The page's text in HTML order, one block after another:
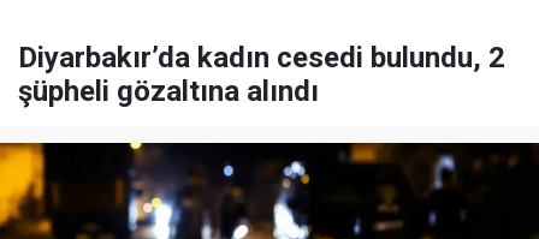
Diyarbakır’da kadın cesedi bulundu, 2
şüpheli gözaltına alındı